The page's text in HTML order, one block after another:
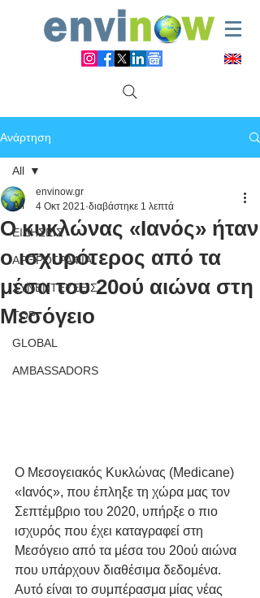
Ανάρτηση
All
ΕΙΔΗΣΕΙΣ
ΑΡΘΡΟΓΡΑΦΙΑ
ΣΥΝΕΝΤΕΥΞΕΙΣ
TOP
GLOBAL
AMBASSADORS
All
Ο κυκλώνας «Ιανός» ήταν
ο ισχυρότερος από τα
μέσα του 20ού αιώνα στη
Μεσόγειο
envinow.gr
4 Οκτ 2021 διαβάστηκε 1 λεπτά
Ο Μεσογειακός Κυκλώνας (Medicane)
«Ιανός», που έπληξε τη χώρα μας τον
Σεπτέμβριο του 2020, υπήρξε ο πιο
ισχυρός που έχει καταγραφεί στη
Μεσόγειο από τα μέσα του 20ού αιώνα
που υπάρχουν διαθέσιμα δεδομένα.
Αυτό είναι το συμπέρασμα μίας νέας